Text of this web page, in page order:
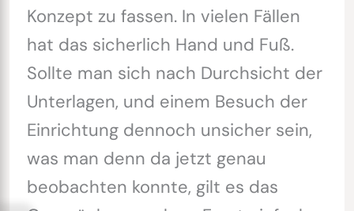
Konzept zu fassen. In vielen Fällen
hat das sicherlich Hand und Fuß.
Sollte man sich nach Durchsicht der
Unterlagen, und einem Besuch der
Einrichtung dennoch unsicher sein,
was man denn da jetzt genau
beobachten konnte, gilt es das